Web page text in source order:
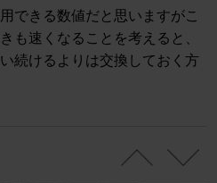
できる数値だと思いますがこ
も速くなることを考えると、
続けるよりは交換しておく方